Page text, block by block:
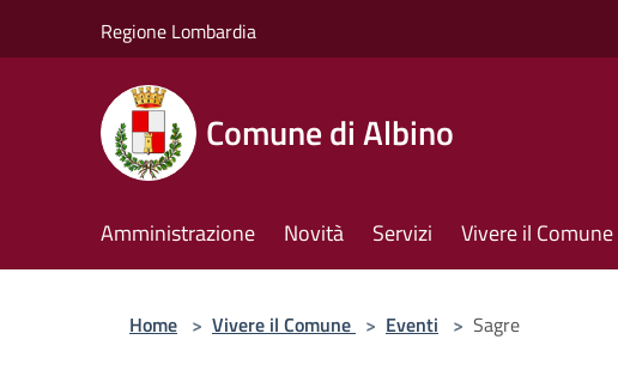
Regione Lombardia
Comune di Albino
Amministrazione Novità Servizi Vivere il Comune
Home > Vivere il Comune > Eventi > Sagre